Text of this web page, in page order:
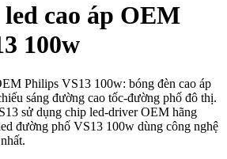
cao áp OEM
100w
Philips VS13 100w: bóng đèn cao áp
sáng đường cao tốc-đường phố đô thị.
sử dụng chip led-driver OEM hãng
đường phố VS13 100w dùng công nghệ